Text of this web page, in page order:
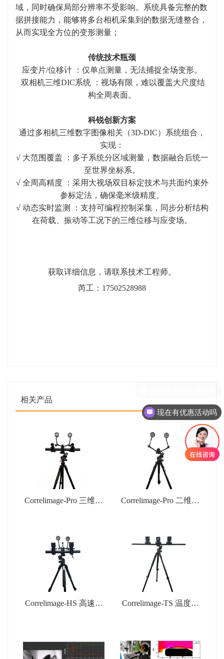
域，同时确保局部分辨率不受影响。系统具备完整的数
据拼接能力，能够将多台相机采集到的数据无缝整合，
从而实现全方位的变形测量；
传统技术瓶颈
应变片/位移计 ：仅单点测量，无法捕捉全场变形。
双相机三维DIC系统 ：视场有限，难以覆盖大尺度结
构全周表面。
科锐创新方案
通过多相机三维数字图像相关（3D-DIC）系统组合，
实现：
√ 大范围覆盖 ：多子系统分区域测量，数据融合后统一
至世界坐标系。
√ 全周高精度 ：采用大视场双目标定技术与共面约束外
参标定法，确保毫米级精度。
√ 动态实时监测 ：支持可编程控制采集，同步分析结构
在荷载、振动等工况下的三维位移与应变场。
获取详细信息，请联系技术工程师。
芮工：17502528988
相关产品
Correlimage-Pro 三维全
Correlimage-Pro 二维全
Correlimage-HS 高速动
Correlimage-TS 温度场
现在有优惠活动吗